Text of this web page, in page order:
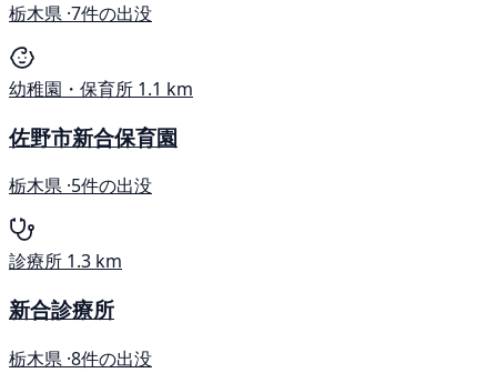
栃木県 ·7件の出没
幼稚園・保育所 1.1 km
佐野市新合保育園
栃木県 ·5件の出没
診療所 1.3 km
新合診療所
栃木県 ·8件の出没